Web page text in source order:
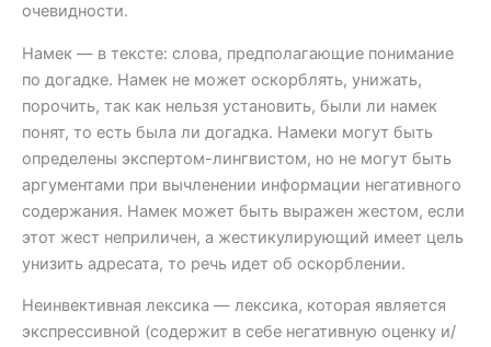
очевидности.
Намек — в тексте: слова, предполагающие понимание
по догадке. Намек не может оскорблять, унижать,
порочить, так как нельзя установить, были ли намек
понят, то есть была ли догадка. Намеки могут быть
определены экспертом-лингвистом, но не могут быть
аргументами при вычленении информации негативного
содержания. Намек может быть выражен жестом, если
этот жест неприличен, а жестикулирующий имеет цель
унизить адресата, то речь идет об оскорблении.
Неинвективная лексика — лексика, которая является
экспрессивной (содержит в себе негативную оценку и/